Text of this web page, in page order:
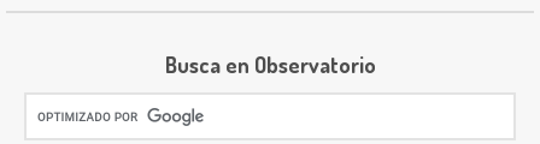
Busca en Observatorio